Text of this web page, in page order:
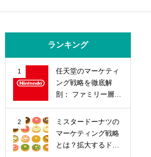
ランキング
1
任天堂のマーケティ
ング戦略を徹底解
剖： ファミリー層の
戦略とは？
2
ミスタードーナツの
マーケティング戦略
とは？拡大するドー